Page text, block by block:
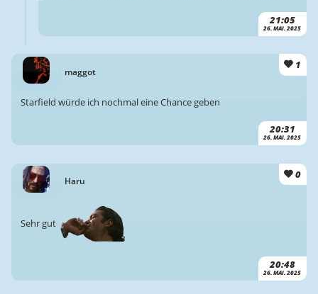
21:05
26. MAI. 2025
maggot
1
20:31
26. MAI. 2025
Starfield würde ich nochmal eine Chance geben
Haru
0
20:48
26. MAI. 2025
Sehr gut